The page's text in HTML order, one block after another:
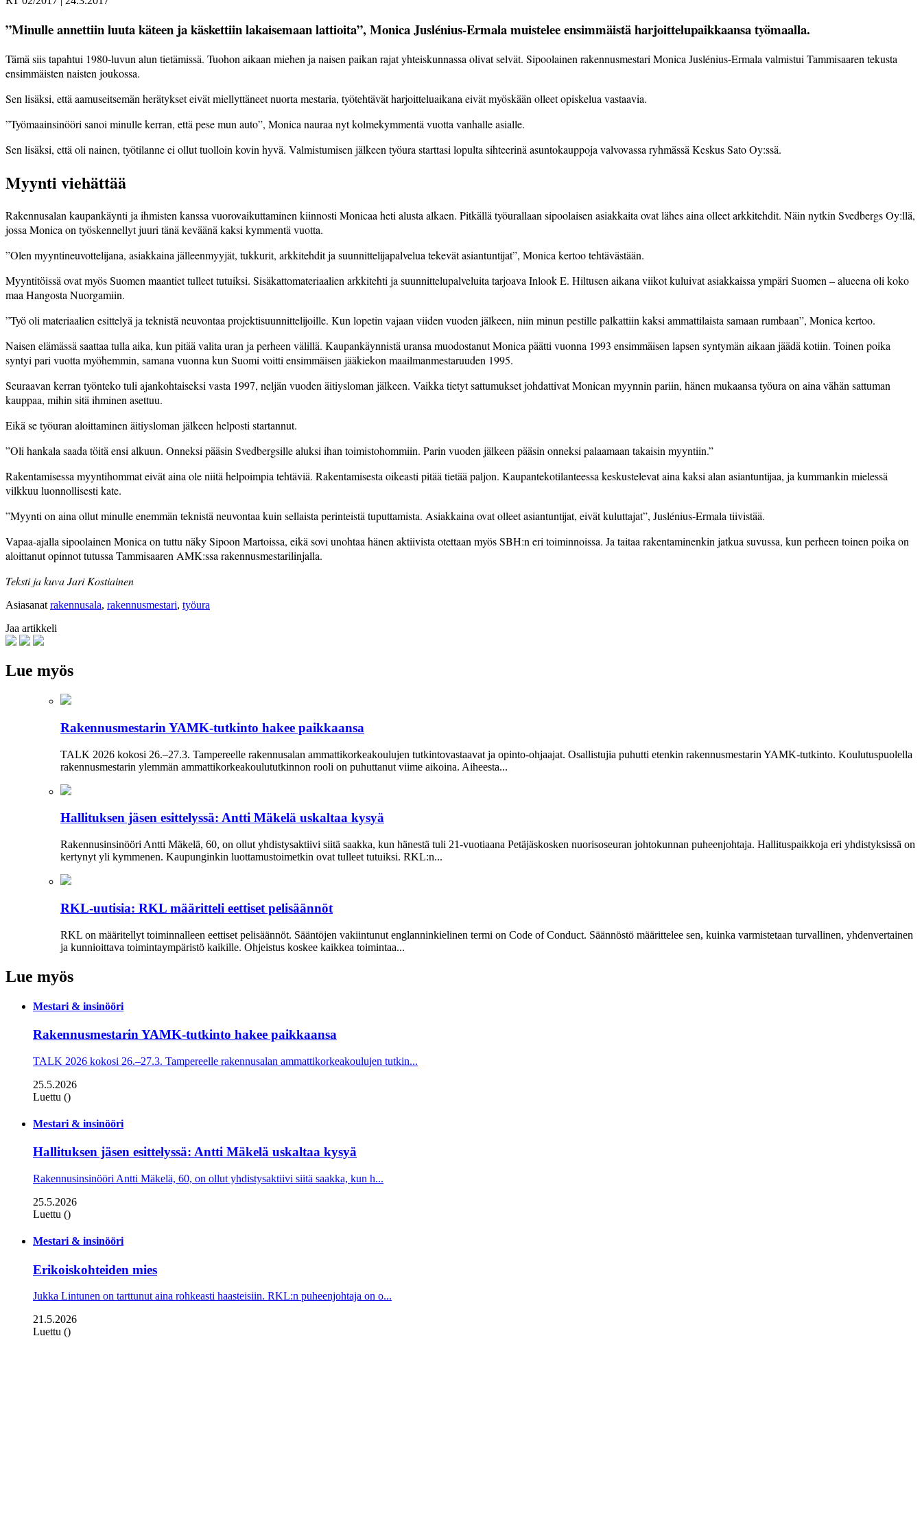
”Minulle annettiin luuta käteen ja käskettiin lakaisemaan lattioita”, Monica Juslénius-Ermala muistelee ensimmäistä harjoittelupaikkaansa työmaalla.
Tämä siis tapahtui 1980-luvun alun tietämissä. Tuohon aikaan miehen ja naisen paikan rajat yhteiskunnassa olivat selvät. Sipoolainen rakennusmestari Monica Juslénius-Ermala valmistui Tammisaaren tekusta
ensimmäisten naisten joukossa.
Sen lisäksi, että aamuseitsemän herätykset eivät miellyttäneet nuorta mestaria, työtehtävät harjoitteluaikana eivät myöskään olleet opiskelua vastaavia.
”Työmaainsinööri sanoi minulle kerran, että pese mun auto”, Monica nauraa nyt kolmekymmentä vuotta vanhalle asialle.
Sen lisäksi, että oli nainen, työtilanne ei ollut tuolloin kovin hyvä. Valmistumisen jälkeen työura starttasi lopulta sihteerinä asuntokauppoja valvovassa ryhmässä Keskus Sato Oy:ssä.
Myynti viehättää
Rakennusalan kaupankäynti ja ihmisten kanssa vuorovaikuttaminen kiinnosti Monicaa heti alusta alkaen. Pitkällä työurallaan sipoolaisen asiakkaita ovat lähes aina olleet arkkitehdit. Näin nytkin Svedbergs Oy:llä,
jossa Monica on työskennellyt juuri tänä keväänä kaksi kymmentä vuotta.
”Olen myyntineuvottelijana, asiakkaina jälleenmyyjät, tukkurit, arkkitehdit ja suunnittelijapalvelua tekevät asiantuntijat”, Monica kertoo tehtävästään.
Myyntitöissä ovat myös Suomen maantiet tulleet tutuiksi. Sisäkattomateriaalien arkkitehti ja suunnittelupalveluita tarjoava Inlook E. Hiltusen aikana viikot kuluivat asiakkaissa ympäri Suomen – alueena oli koko
maa Hangosta Nuorgamiin.
”Työ oli materiaalien esittelyä ja teknistä neuvontaa projektisuunnittelijoille. Kun lopetin vajaan viiden vuoden jälkeen, niin minun pestille palkattiin kaksi ammattilaista samaan rumbaan”, Monica kertoo.
Naisen elämässä saattaa tulla aika, kun pitää valita uran ja perheen välillä. Kaupankäynnistä uransa muodostanut Monica päätti vuonna 1993 ensimmäisen lapsen syntymän aikaan jäädä kotiin. Toinen poika
syntyi pari vuotta myöhemmin, samana vuonna kun Suomi voitti ensimmäisen jääkiekon maailmanmestaruuden 1995.
Seuraavan kerran työnteko tuli ajankohtaiseksi vasta 1997, neljän vuoden äitiysloman jälkeen. Vaikka tietyt sattumukset johdattivat Monican myynnin pariin, hänen mukaansa työura on aina vähän sattuman
kauppaa, mihin sitä ihminen asettuu.
Eikä se työuran aloittaminen äitiysloman jälkeen helposti startannut.
”Oli hankala saada töitä ensi alkuun. Onneksi pääsin Svedbergsille aluksi ihan toimistohommiin. Parin vuoden jälkeen pääsin onneksi palaamaan takaisin myyntiin.”
Rakentamisessa myyntihommat eivät aina ole niitä helpoimpia tehtäviä. Rakentamisesta oikeasti pitää tietää paljon. Kaupantekotilanteessa keskustelevat aina kaksi alan asiantuntijaa, ja kummankin mielessä
vilkkuu luonnollisesti kate.
”Myynti on aina ollut minulle enemmän teknistä neuvontaa kuin sellaista perinteistä tuputtamista. Asiakkaina ovat olleet asiantuntijat, eivät kuluttajat”, Juslénius-Ermala tiivistää.
Vapaa-ajalla sipoolainen Monica on tuttu näky Sipoon Martoissa, eikä sovi unohtaa hänen aktiivista otettaan myös SBH:n eri toiminnoissa. Ja taitaa rakentaminenkin jatkua suvussa, kun perheen toinen poika on
aloittanut opinnot tutussa Tammisaaren AMK:ssa rakennusmestarilinjalla.
Teksti ja kuva Jari Kostiainen
Asiasanat rakennusala, rakennusmestari, työura
Jaa artikkeli
Lue myös
Rakennusmestarin YAMK-tutkinto hakee paikkaansa
TALK 2026 kokosi 26.–27.3. Tampereelle rakennusalan ammattikorkeakoulujen tutkintovastaavat ja opinto-ohjaajat. Osallistujia puhutti etenkin rakennusmestarin YAMK-tutkinto. Koulutuspuolella
rakennusmestarin ylemmän ammattikorkeakoulututkinnon rooli on puhuttanut viime ­aikoina. ­Aiheesta...
Hallituksen jäsen esittelyssä: Antti Mäkelä uskaltaa kysyä
Rakennusinsinööri Antti Mäkelä, 60, on ollut yhdistysaktiivi siitä saakka, kun hänestä tuli 21-vuo­tiaana Petäjäskosken nuoriso­seuran johtokunnan puheenjohtaja. Hallituspaikkoja eri yhdistyksissä on
kertynyt yli kymmenen. Kaupunginkin luottamustoimetkin ovat tulleet tutuiksi. RKL:n...
RKL-uutisia: RKL määritteli eettiset pelisäännöt
RKL on määritellyt toiminnalleen eettiset peli­säännöt. Sääntöjen vakiintunut englanninkielinen termi on Code of Conduct. Säännöstö määrittelee sen, kuinka varmistetaan turvallinen, yhdenvertainen
ja kun­nioittava toimintaympäristö kaikille. Ohjeistus koskee kaikkea toimintaa...
Lue myös
Mestari & insinööri
Rakennusmestarin YAMK-tutkinto hakee paikkaansa
TALK 2026 kokosi 26.–27.3. Tampereelle rakennusalan ammattikorkeakoulujen tutkin...
25.5.2026
Luettu ()
Mestari & insinööri
Hallituksen jäsen esittelyssä: Antti Mäkelä uskaltaa kysyä
Rakennusinsinööri Antti Mäkelä, 60, on ollut yhdistysaktiivi siitä saakka, kun h...
25.5.2026
Luettu ()
Mestari & insinööri
Erikoiskohteiden mies
Jukka Lintunen on tarttunut aina rohkeasti haasteisiin. RKL:n puheenjohtaja on o...
21.5.2026
Luettu ()